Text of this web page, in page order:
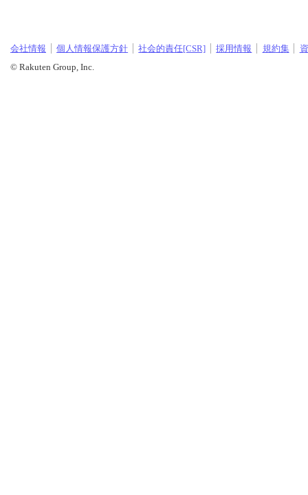
会社情報 個人情報保護方針 社会的責任[CSR] 採用情報 規約集
© Rakuten Group, Inc.